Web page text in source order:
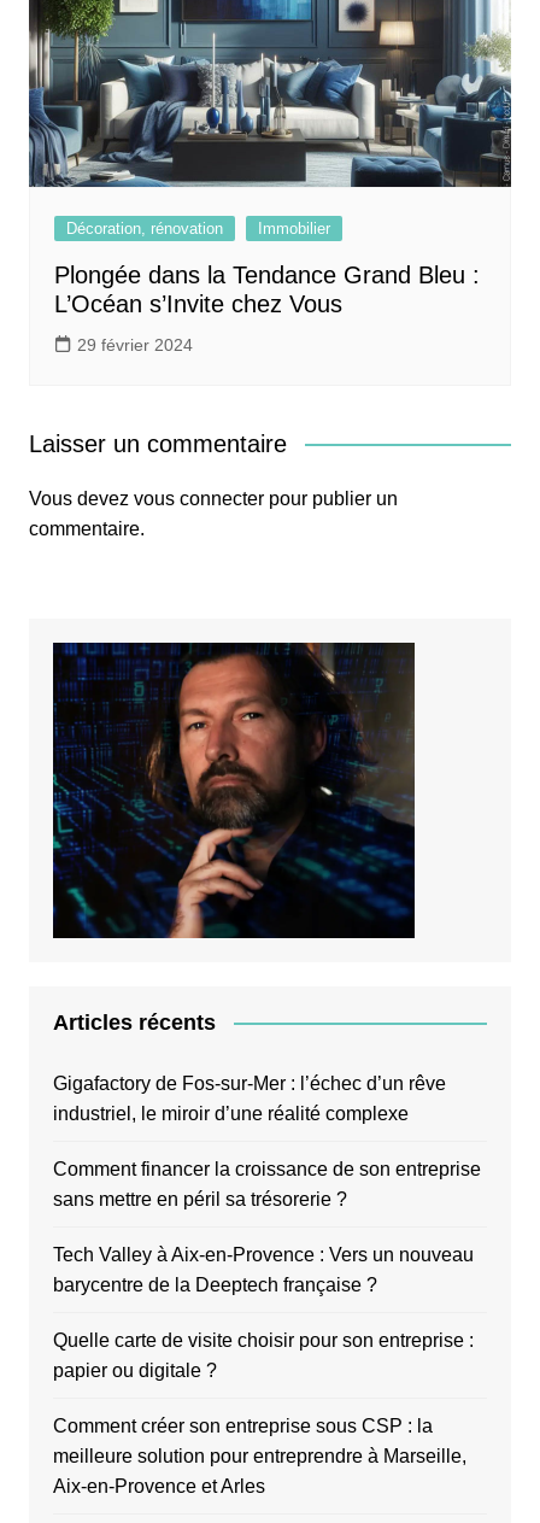
Décoration, rénovation Immobilier
Plongée dans la Tendance Grand Bleu :
L’Océan s’Invite chez Vous
29 février 2024
Laisser un commentaire
Vous devez vous connecterpour publier un
commentaire.
Articles récents
Gigafactory de Fos-sur-Mer : l’échec d’un rêve
industriel, le miroir d’une réalité complexe
Comment financer la croissance de son entreprise
sans mettre en péril sa trésorerie ?
Tech Valley à Aix-en-Provence : Vers un nouveau
barycentre de la Deeptech française ?
Quelle carte de visite choisir pour son entreprise :
papier ou digitale ?
Comment créer son entreprise sous CSP : la
meilleure solution pour entreprendre à Marseille,
Aix-en-Provence et Arles